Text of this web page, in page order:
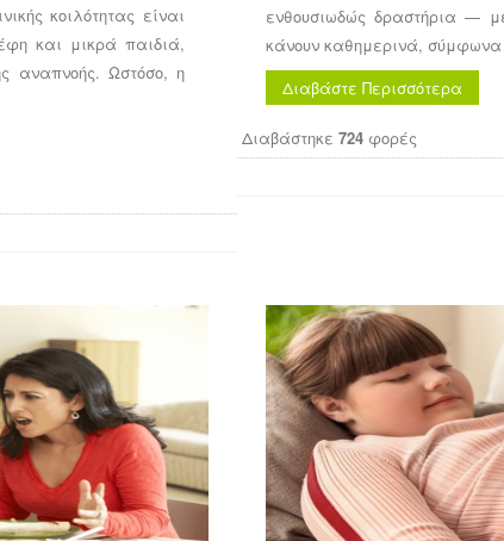
κοιλότητας είναι
και μικρά παιδιά,
αναπνοής. Ωστόσο, η
ενθουσιωδώς δραστήρια —
κάνουν καθημερινά,
Διαβάστε Περισσότερα
Διαβάστηκε 724 φορές